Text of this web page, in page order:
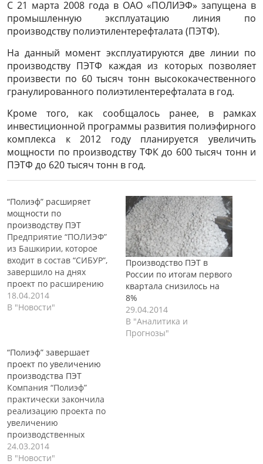
С 21 марта 2008 года в ОАО «ПОЛИЭФ» запущена в
промышленную эксплуатацию линия по
производству полиэтилентерефталата (ПЭТФ).
На данный момент эксплуатируются две линии по
производству ПЭТФ каждая из которых позволяет
произвести по 60 тысяч тонн высококачественного
гранулированного полиэтилентерефталата в год.
Кроме того, как сообщалось ранее, в рамках
инвестиционной программы развития полиэфирного
комплекса к 2012 году планируется увеличить
мощности по производству ТФК до 600 тысяч тонн и
ПЭТФ до 620 тысяч тонн в год.
“Полиэф” расширяет
мощности по
производству ПЭТ
Предприятие “ПОЛИЭФ”
из Башкирии, которое
входит в состав “СИБУР”,
завершило на днях
проект по расширению
своих производственных
мощностей по выпуску
Благовещенск. После
реализации данного
проекта, годовое
производство ПЭТ
возрастет до 210 000 тонн
в год, а мощности
“СИБУР” по выпуску ПЭТ,…
18.04.2014
В "Новости"
Производство ПЭТ в
России по итогам первого
квартала снизилось на
8%
29.04.2014
В "Аналитика и
Прогнозы"
“Полиэф” завершает
проект по увеличению
производства ПЭТ
Компания “Полиэф”
практически закончила
реализацию проекта по
увеличению
производственных
мощностей по выпуску
полиэтилентерефталата
24.03.2014
В "Новости"